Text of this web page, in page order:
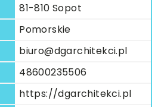
81-810 Sopot
Pomorskie
biuro@dgarchitekci.pl
48600235506
https://dgarchitekci.pl